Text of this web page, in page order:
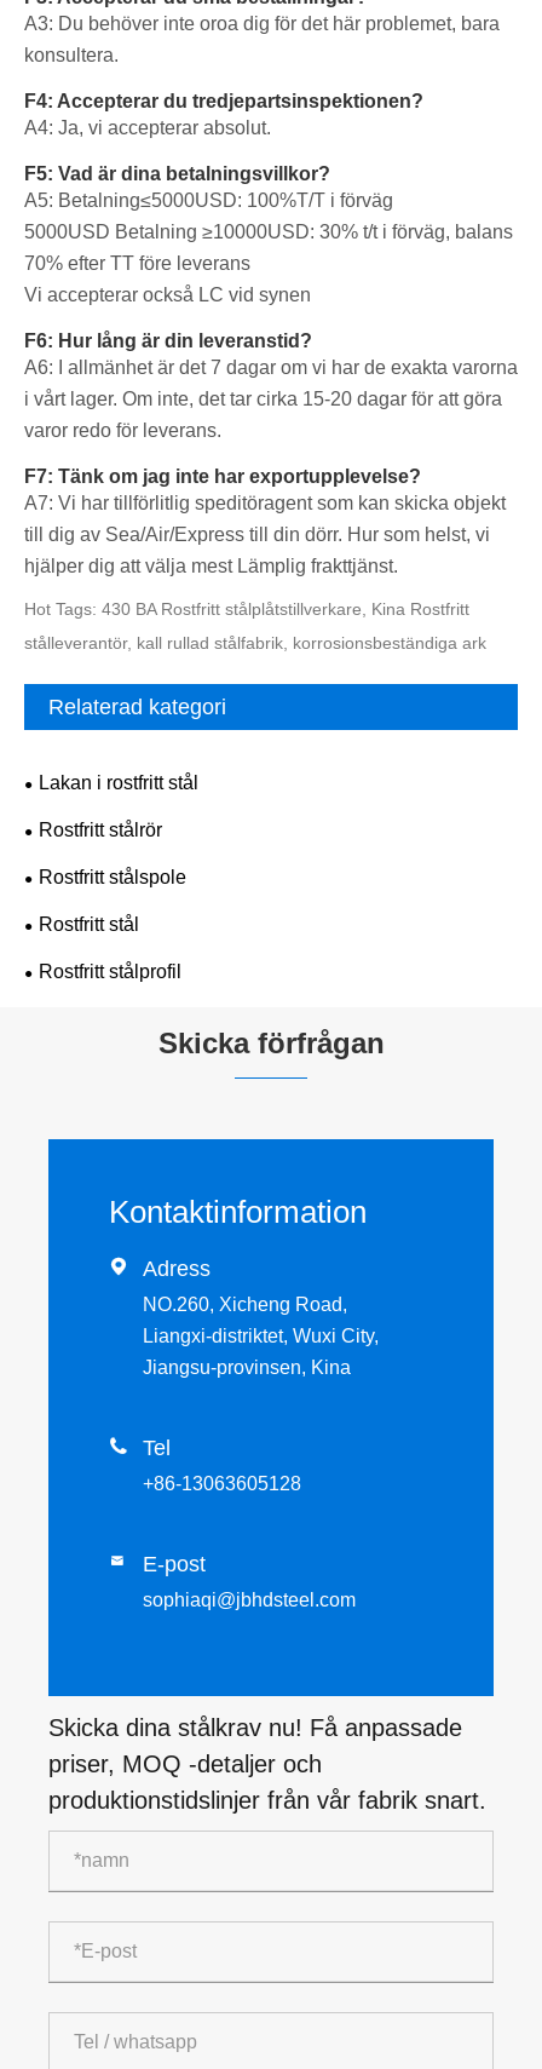
A3: Du behöver inte oroa dig för det här problemet, bara
konsultera.
F4: Accepterar du tredjepartsinspektionen?
A4: Ja, vi accepterar absolut.
F5: Vad är dina betalningsvillkor?
A5: Betalning≤5000USD: 100%T/T i förväg
5000USD Betalning ≥10000USD: 30% t/t i förväg, balans
70% efter TT före leverans
Vi accepterar också LC vid synen
F6: Hur lång är din leveranstid?
A6: I allmänhet är det 7 dagar om vi har de exakta varorna
i vårt lager. Om inte, det tar cirka 15-20 dagar för att göra
varor redo för leverans.
F7: Tänk om jag inte har exportupplevelse?
A7: Vi har tillförlitlig speditöragent som kan skicka objekt
till dig av Sea/Air/Express till din dörr. Hur som helst, vi
hjälper dig att välja mest Lämplig frakttjänst.
Hot Tags: 430 BA Rostfritt stålplåtstillverkare, Kina Rostfritt
stålleverantör, kall rullad stålfabrik, korrosionsbeständiga ark
Relaterad kategori
Lakan i rostfritt stål
Rostfritt stålrör
Rostfritt stålspole
Rostfritt stål
Rostfritt stålprofil
Skicka förfrågan
Kontaktinformation
 Adress
NO.260, Xicheng Road,
Liangxi-distriktet, Wuxi City,
Jiangsu-provinsen, Kina
 Tel
+86-13063605128
 E-post
sophiaqi@jbhdsteel.com
Skicka dina stålkrav nu! Få anpassade
priser, MOQ -detaljer och
produktionstidslinjer från vår fabrik snart.